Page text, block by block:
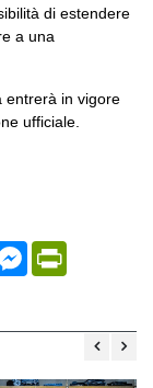
di estendere
a una
entrerà in vigore
ufficiale.
Messenger